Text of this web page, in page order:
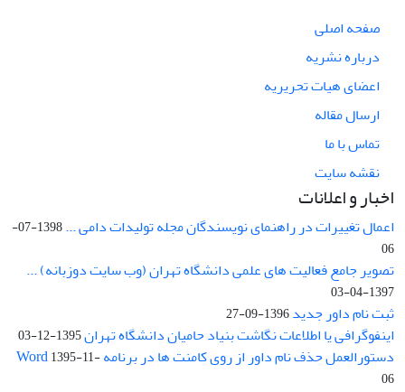
صفحه اصلی
درباره نشریه
اعضای هیات تحریریه
ارسال مقاله
تماس با ما
نقشه سایت
اخبار و اعلانات
اعمال تغییرات در راهنمای نویسندگان مجله تولیدات دامی ...
1398-07-
06
تصویر جامع فعالیت های علمی دانشگاه تهران (وب سایت دوزبانه) ...
1397-04-03
ثبت نام داور جدید1396-09-27
اینفوگرافی یا اطلاعات نگاشت بنیاد حامیان دانشگاه تهران1395-12-03
دستورالعمل حذف نام داور از روی کامنت ها در برنامه Word1395-11-
06